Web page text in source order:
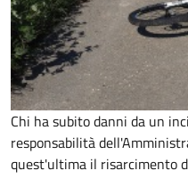
Chi ha subito danni da un
responsabilità
quest'ultima il risarcimento